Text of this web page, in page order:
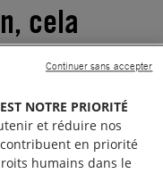
cela
jour
:
NOTRE PRIORITÉ
et réduire nos
en priorité
humains dans le
Continuer sans accepter